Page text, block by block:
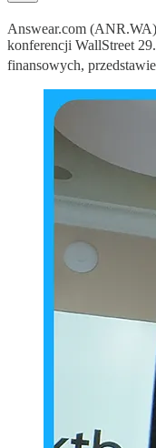
Answear.com
konferencji WallStreet
finansowych,